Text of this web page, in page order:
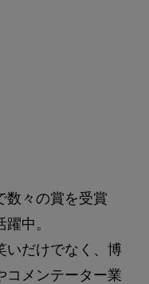
数々の賞を受賞
中。
いだけでなく、博
コメンテーター業